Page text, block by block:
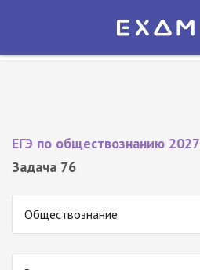
Экзамер — ЕГЭ 2027
ЕГЭ по обществознанию 2027
Задача 76
Обществознание